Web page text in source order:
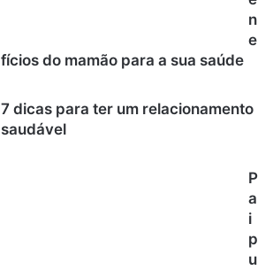
n
e
fícios do mamão para a sua saúde
7 dicas para ter um relacionamento
saudável
P
a
i
p
u